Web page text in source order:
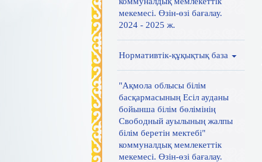
мекемесі. Өзін-өзі бағалау.
2024 - 2025 ж.
Нормативтік-құқықтық база
"Ақмола облысы білім
басқармасының Есіл ауданы
бойынша білім бөлімінің
Свободный ауылының жалпы
білім беретін мектебі"
коммуналдық мемлекеттік
мекемесі. Өзін-өзі бағалау.